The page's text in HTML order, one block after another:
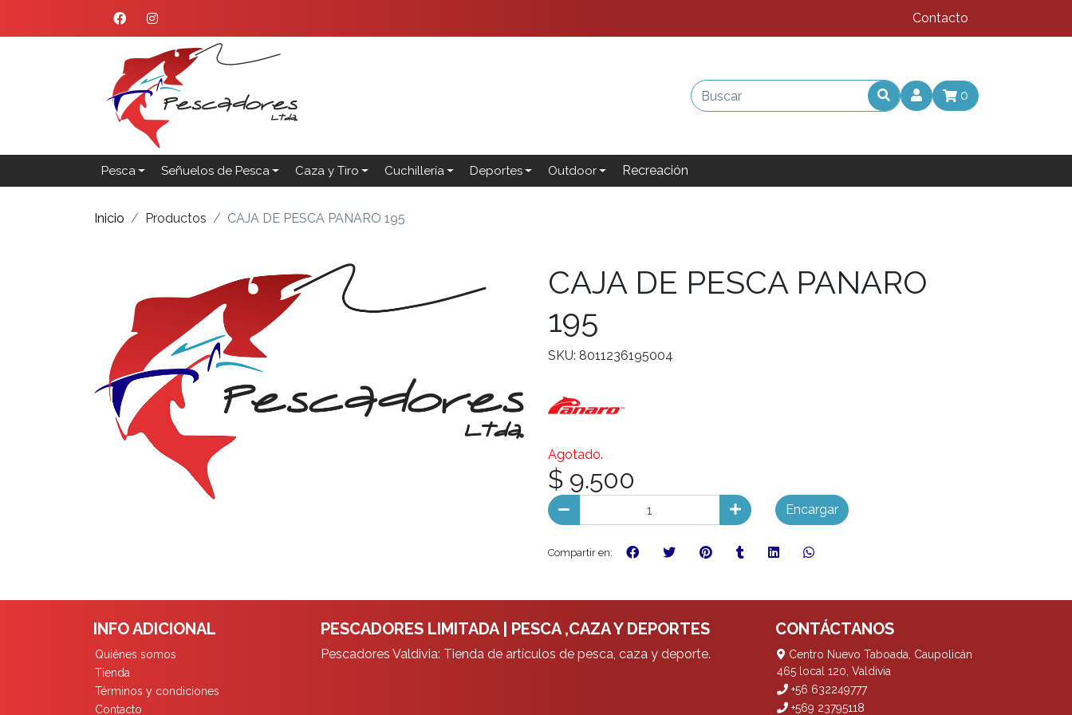
Contacto
0
Pesca Señuelos de Pesca Caza y Tiro Cuchillería Deportes Outdoor Recreación
Inicio Productos CAJA DE PESCA PANARO 195
CAJA DE PESCA PANARO
195
SKU: 8011236195004
Agotado.
$ 9.500
Encargar
Compartir en:
INFO ADICIONAL
Quiénes somos
Tienda
Términos y condiciones
Contacto
PESCADORES LIMITADA | PESCA ,CAZA Y DEPORTES
Pescadores Valdivia: Tienda de artículos de pesca, caza y deporte.
CONTÁCTANOS
Centro Nuevo Taboada, Caupolicán
465 local 120, Valdivia
+56 632249777
+569 23795118